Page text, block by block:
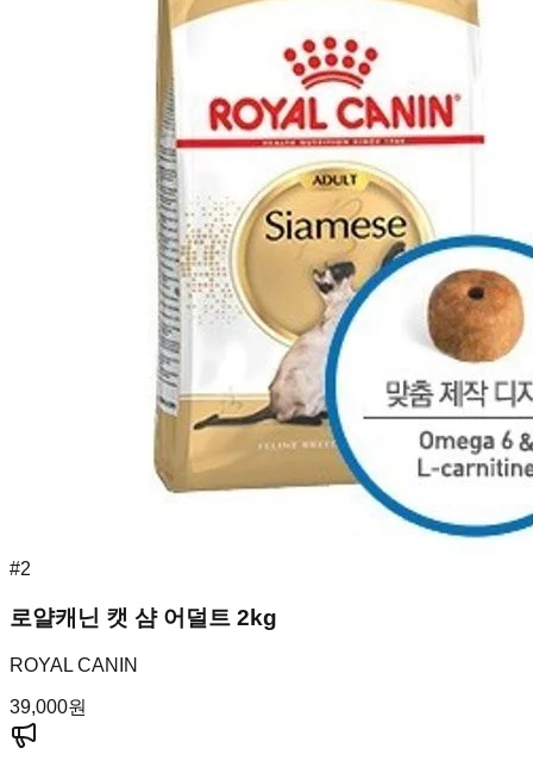
#2
로얄캐닌 캣 샴 어덜트 2kg
ROYAL CANIN
39,000원